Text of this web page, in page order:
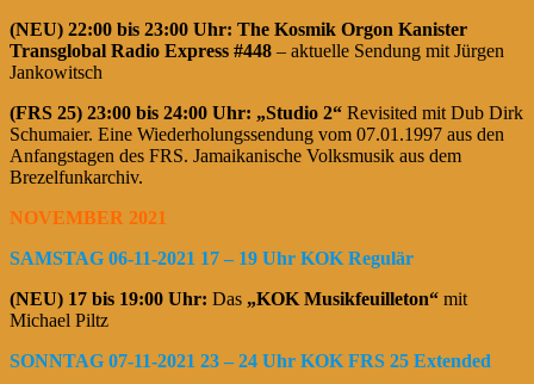
(NEU) 22:00 bis 23:00 Uhr: The Kosmik Orgon Kanister
Transglobal Radio Express #448 – aktuelle Sendung mit Jürgen
Jankowitsch
(FRS 25) 23:00 bis 24:00 Uhr: „Studio 2“ Revisited mit Dub Dirk
Schumaier. Eine Wiederholungssendung vom 07.01.1997 aus den
Anfangstagen des FRS. Jamaikanische Volksmusik aus dem
Brezelfunkarchiv.
NOVEMBER 2021
SAMSTAG 06-11-2021 17 – 19 Uhr KOK Regulär
(NEU) 17 bis 19:00 Uhr: Das „KOK Musikfeuilleton“ mit
Michael Piltz
SONNTAG 07-11-2021 23 – 24 Uhr KOK FRS 25 Extended